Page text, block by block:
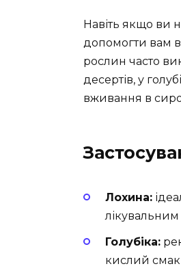
Навіть якщо ви
допомогти вам
рослин часто
десертів, у
вживання в
Лохина:
лікувальним
Голубіка:
кислий смак